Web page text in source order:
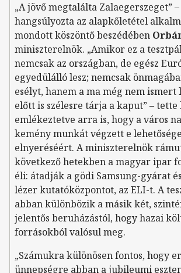
„A jövő megtalálta Zalaegerszeget” –
hangsúlyozta az alapkőletétel
mondott köszöntő beszédében
miniszterelnök. „Amikor ez a
nemcsak az országban, de egész
egyedülálló lesz; nemcsak
esélyt, hanem a ma még nem ismert
előtt is szélesre tárja a kaput” – tette
emlékeztetve arra is, hogy a város
kemény munkát végzett e
elnyeréséért. A miniszterelnök
következő hetekben a magyar ipar
éli: átadják a gödi Samsung-gyárat
lézer kutatóközpontot, az ELI-t. A
abban különbözik a másik két,
jelentős beruházástól, hogy hazai
forrásokból valósul meg.
„Számukra különösen fontos, hogy
ünnepségre abban a jubileumi